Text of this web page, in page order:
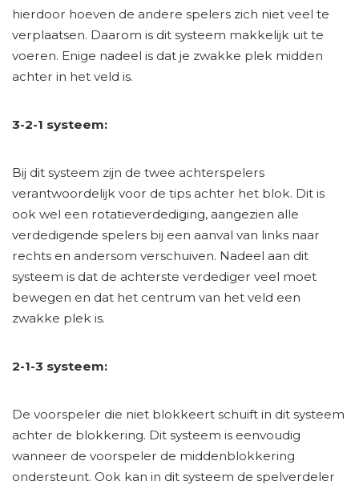
hierdoor hoeven de andere spelers zich niet veel te
verplaatsen. Daarom is dit systeem makkelijk uit te
voeren. Enige nadeel is dat je zwakke plek midden
achter in het veld is.
3-2-1 systeem:
Bij dit systeem zijn de twee achterspelers
verantwoordelijk voor de tips achter het blok. Dit is
ook wel een rotatieverdediging, aangezien alle
verdedigende spelers bij een aanval van links naar
rechts en andersom verschuiven. Nadeel aan dit
systeem is dat de achterste verdediger veel moet
bewegen en dat het centrum van het veld een
zwakke plek is.
2-1-3 systeem:
De voorspeler die niet blokkeert schuift in dit systeem
achter de blokkering. Dit systeem is eenvoudig
wanneer de voorspeler de middenblokkering
ondersteunt. Ook kan in dit systeem de spelverdeler